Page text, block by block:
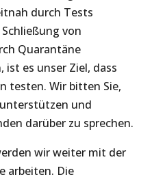
durch Tests
von
Quarantäne
ist es unser Ziel, dass
testen. Wir bitten Sie,
und
darüber zu sprechen.
wir weiter mit der
arbeiten. Die